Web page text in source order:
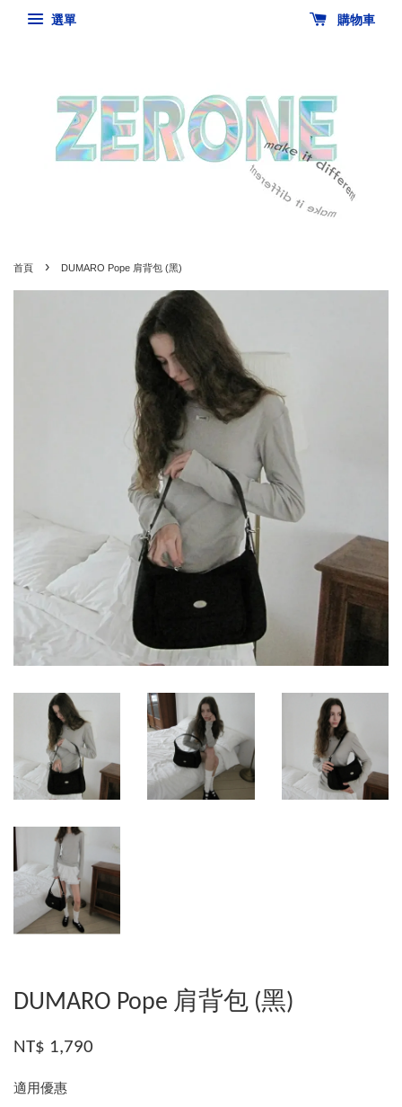
選單 購物車
首頁 › DUMARO Pope 肩背包 (黑)
DUMARO Pope 肩背包 (黑)
NT$ 1,790
適用優惠